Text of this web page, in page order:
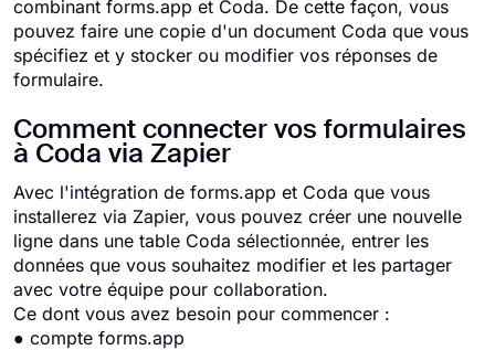
combinant forms.app et Coda. De cette façon, vous
pouvez faire une copie d'un document Coda que vous
spécifiez et y stocker ou modifier vos réponses de
formulaire.
Comment connecter vos formulaires
à Coda via Zapier
Avec l'intégration de forms.app et Coda que vous
installerez via Zapier, vous pouvez créer une nouvelle
ligne dans une table Coda sélectionnée, entrer les
données que vous souhaitez modifier et les partager
avec votre équipe pour collaboration.
Ce dont vous avez besoin pour commencer :
● compte forms.app